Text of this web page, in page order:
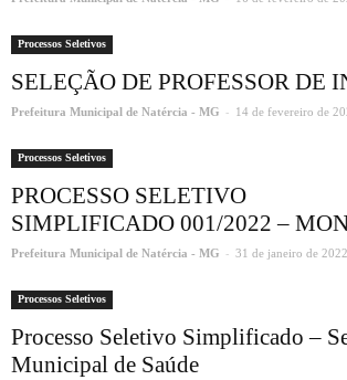
Processos Seletivos
SELEÇÃO DE PROFESSOR DE
Prefeitura Municipal de Natércia - MG - 14 de fevereiro de
Processos Seletivos
PROCESSO SELETIVO
SIMPLIFICADO 001/2022 –
Prefeitura Municipal de Natércia - MG - 31 de janeiro de 2022
Processos Seletivos
Processo Seletivo Simplificado –
Municipal de Saúde